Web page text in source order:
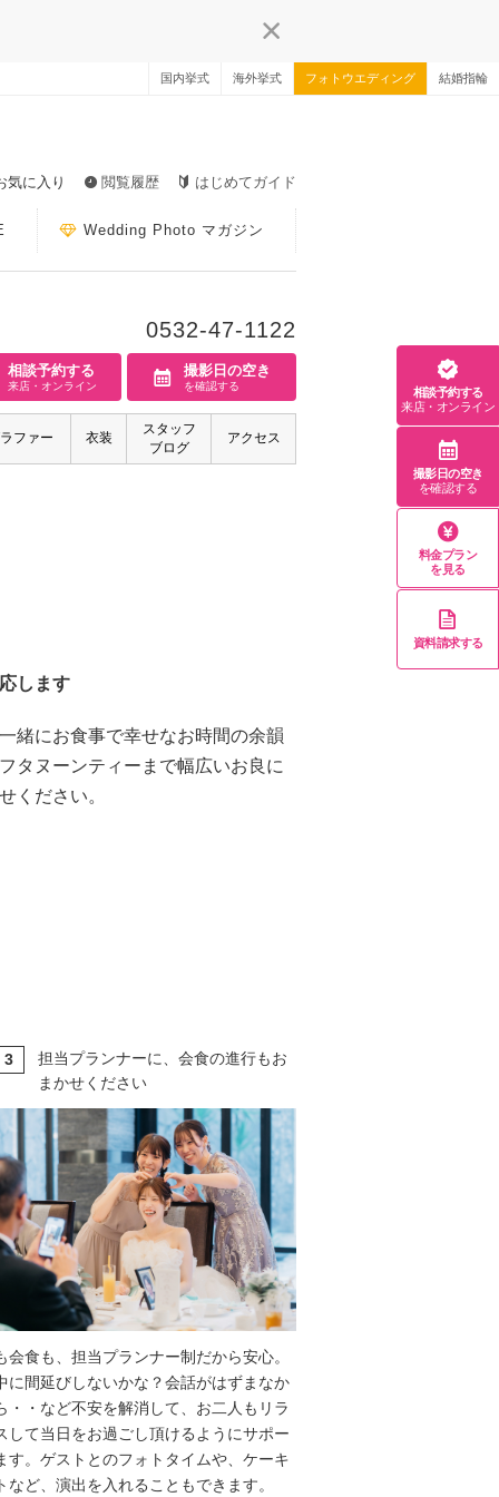
国内挙式 海外挙式 フォトウエディング 結婚指輪
気に入り 閲覧履歴 はじめてガイド
Wedding Photo マガジン
0532-47-1122
相談予約する
来店・オンライン
撮影日の空き
を確認する
ファー 衣装
スタッフ
ブログ
アクセス
します
緒にお食事で幸せなお時間の余韻
タヌーンティーまで幅広いお良に
ください。
3
担当プランナーに、会食の進行もお
まかせください
会食も、担当プランナー制だから安心。
に間延びしないかな？会話がはずまなか
・・など不安を解消して、お二人もリラ
して当日をお過ごし頂けるようにサポー
す。ゲストとのフォトタイムや、ケーキ
など、演出を入れることもできます。
相談予約する
来店・オンライン
撮影日の空き
を確認する
料金プラン
を見る
資料請求する